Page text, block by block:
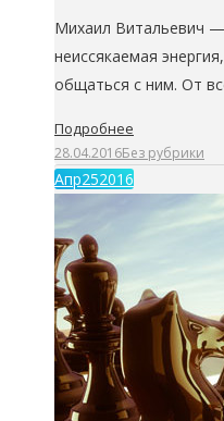
Михаил Витальевич
неиссякаемая
общаться с ним. От
Подробнее
28.04.2016Без рубрики
Апр252016